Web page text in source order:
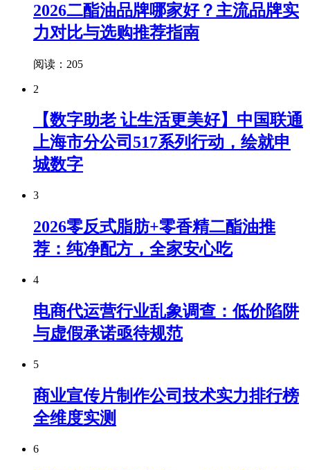
2026二酯油品牌哪家好？主流品牌实
力对比与选购推荐指南
阅读：205
2
【数字助老 让生活更美好】中国联通
上海市分公司517系列行动，绘就申
城数字
3
2026零反式脂肪+零香精二酯油推
荐：纯净配方，全家安心吃
4
电商代运营行业乱象调查：低价陷阱
与虚假承诺亟待规范
5
商业宣传片制作公司技术实力排行榜
全维度实测
6